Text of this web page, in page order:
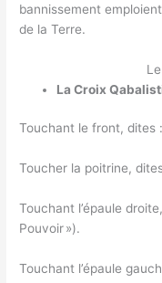
bannissement
de la Terre.
La Croix
Touchant le front, dites
Toucher la poitrine,
Touchant l’épaule
Pouvoir »).
Touchant l’épaule